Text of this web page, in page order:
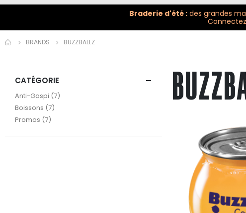
Braderie d'été : des grandes
BRANDS BUZZBALLZ
CATÉGORIE
Anti-Gaspi 7
articles
Boissons 7
articles
Promos 7
articles